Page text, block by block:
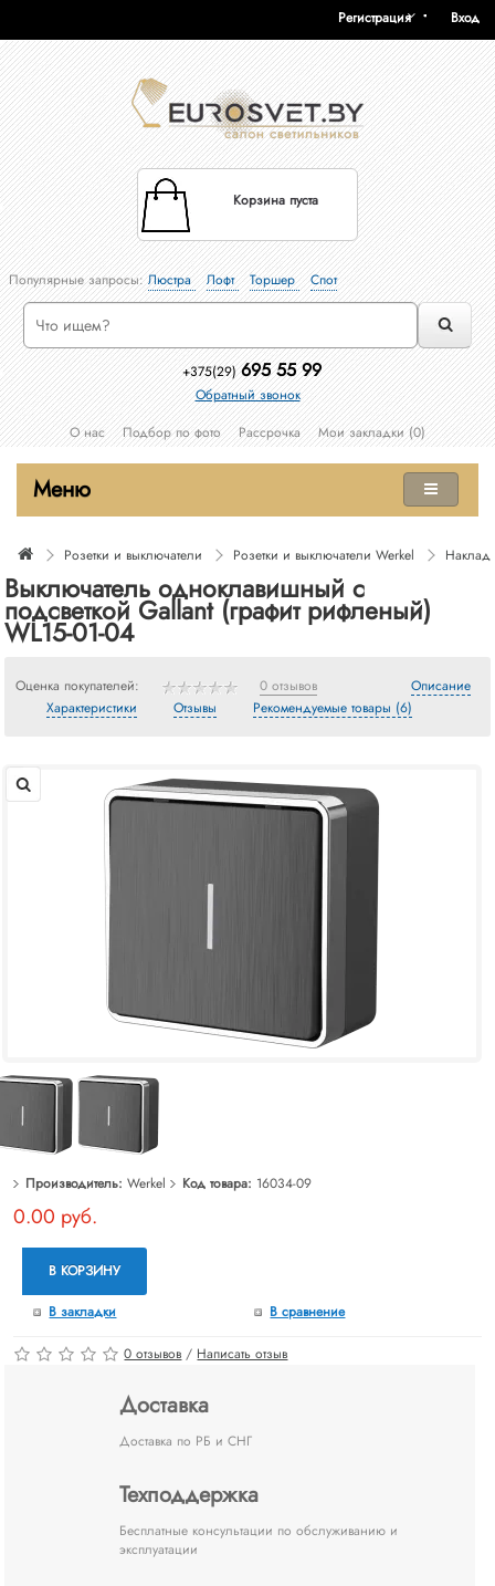
Вход
Регистрация
Корзина пуста
Популярные запросы:Люстра Лофт Торшер Спот
+375(29) 695 55 99
Обратный звонок
О нас
Подбор по фото Рассрочка Мои закладки (0)
Меню
Розетки и выключатели Розетки и выключатели Werkel
Выключатель одноклавишный с
подсветкой Gallant (графит рифленый)
WL15-01-04
Оценка покупателей: 0 отзывов
Описание
Характеристики
Отзывы Рекомендуемые товары (6)
Производитель: Werkel Код товара: 16034-09
0.00 руб.
В КОРЗИНУ
В закладки В сравнение
0 отзывов / Написать отзыв
Доставка
Доставка по РБ и СНГ
Техподдержка
Бесплатные консультации по обслуживанию и
эксплуатации